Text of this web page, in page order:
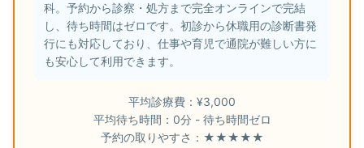
科。予約から診察・処方まで完全オンラインで完結
し、待ち時間はゼロです。初診から休職用の診断書発
行にも対応しており、仕事や育児で通院が難しい方に
も安心して利用できます。
平均診療費：¥3,000
平均待ち時間：0分 - 待ち時間ゼロ
予約の取りやすさ：★★★★★